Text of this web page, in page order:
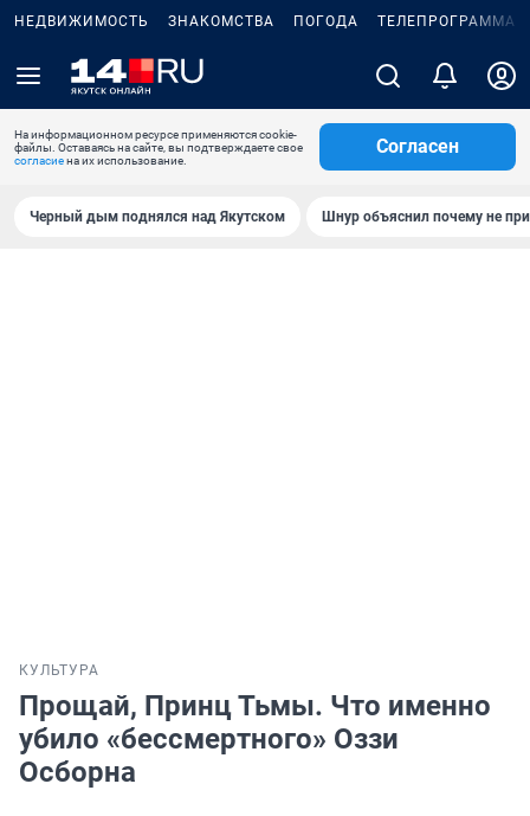
НЕДВИЖИМОСТЬ ЗНАКОМСТВА ПОГОДА ТЕЛЕПРОГРАММА
На информационном ресурсе применяются cookie-
файлы. Оставаясь на сайте, вы подтверждаете свое
согласиена их использование.
Согласен
Черный дым поднялся над Якутском Шнур объяснил почему не
КУЛЬТУРА
Прощай, Принц Тьмы. Что именно
убило «бессмертного» Оззи
Осборна